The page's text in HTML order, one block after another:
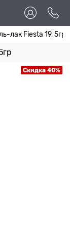
лак Fiesta 19, 5гр
Скидка 40%